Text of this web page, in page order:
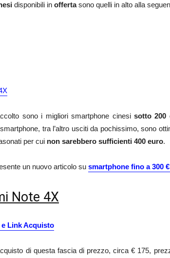
disponibili in offertasono quelli in alto alla
sono i migliori smartphone cinesi sotto 200
tra l’altro usciti da pochissimo, sono
per cui non sarebbero sufficienti 400 euro.
un nuovo articolo su smartphone fino a 300
Note 4X
Link Acquisto
di questa fascia di prezzo, circa € 175,